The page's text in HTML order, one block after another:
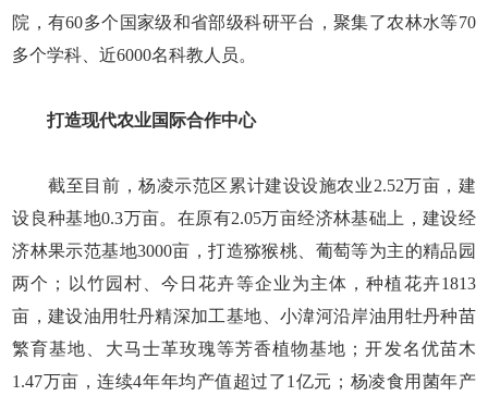
院，有60多个国家级和省部级科研平台，聚集了农林水等70
多个学科、近6000名科教人员。
打造现代农业国际合作中心
截至目前，杨凌示范区累计建设设施农业2.52万亩，建
设良种基地0.3万亩。在原有2.05万亩经济林基础上，建设经
济林果示范基地3000亩，打造猕猴桃、葡萄等为主的精品园
两个；以竹园村、今日花卉等企业为主体，种植花卉1813
亩，建设油用牡丹精深加工基地、小湋河沿岸油用牡丹种苗
繁育基地、大马士革玫瑰等芳香植物基地；开发名优苗木
1.47万亩，连续4年年均产值超过了1亿元；杨凌食用菌年产